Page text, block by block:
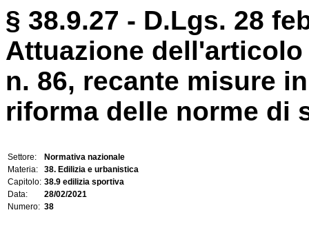
§ 38.9.27 - D.Lgs. 28
Attuazione dell'articolo
n. 86, recante misure
riforma delle norme di
Settore:
Normativa nazionale
Materia:
38. Edilizia e urbanistica
Capitolo: 38.9 edilizia sportiva
Data:
28/02/2021
Numero: 38